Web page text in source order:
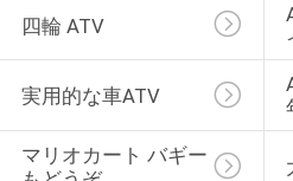
四輪 ATV
実用的な車ATV
マリオカート バギー